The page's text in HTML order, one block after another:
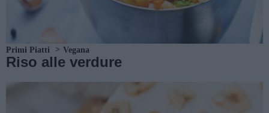
Primi Piatti Vegana
Riso alle verdure